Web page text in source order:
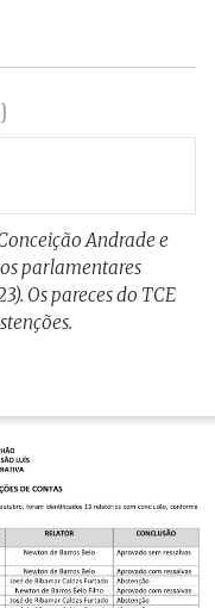
Andrade e
parlamentares
Os pareces do TCE